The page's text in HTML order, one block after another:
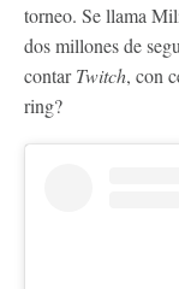
torneo. Se llama
dos millones de
contarTwitch, con
ring?